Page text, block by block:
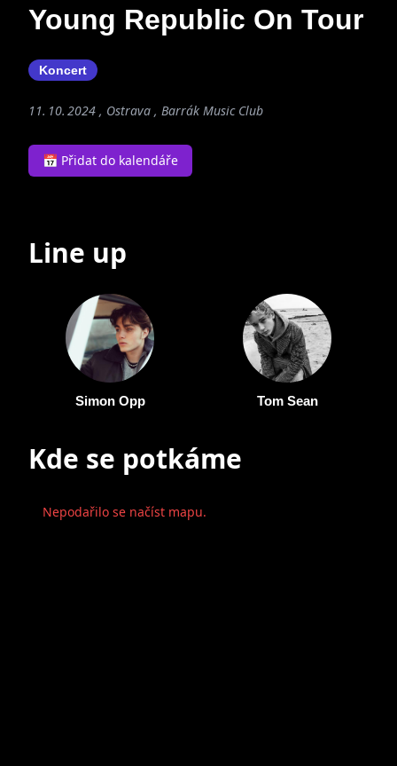
Young Republic On Tour
Koncert
11. 10. 2024 , Ostrava , Barrák Music Club
📅 Přidat do kalendáře
Line up
Simon Opp Tom Sean
Kde se potkáme
Nepodařilo se načíst mapu.